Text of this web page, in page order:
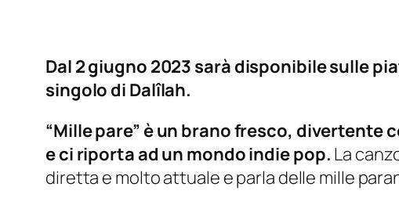
Dal 2 giugno 2023 sarà disponibile sulle
singolo di Dalîlah.
“Mille pare” è un brano fresco, divertente
e ci riporta ad un mondo indie pop. La
diretta e molto attuale e parla delle mille